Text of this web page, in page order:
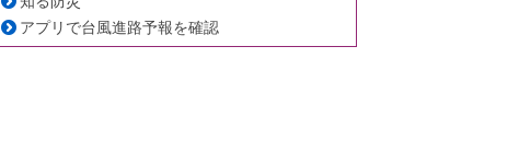
アプリで台風進路予報を確認